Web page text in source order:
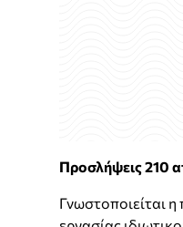
Προσλήψεις 210
Γνωστοποιείται